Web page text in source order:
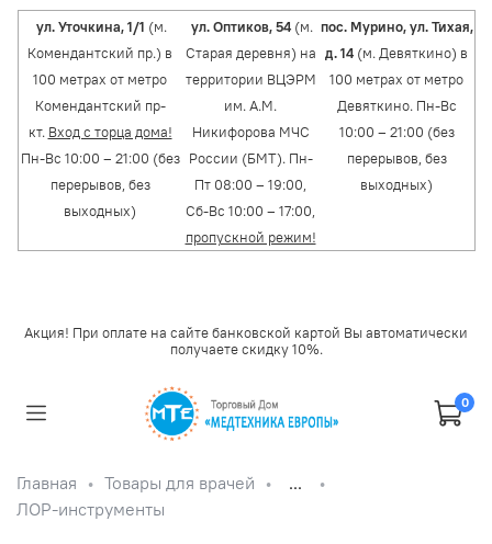
ул. Уточкина, 1/1 (м.
Комендантский пр.) в
100 метрах от метро
Комендантский пр-
кт. Вход с торца дома!
Пн-Вс 10:00 – 21:00 (без
перерывов, без
выходных)
ул. Оптиков, 54 (м.
Старая деревня) на
территории ВЦЭРМ
им. А.М.
Никифорова МЧС
России (БМТ). Пн-
Пт 08:00 – 19:00,
Сб-Вс 10:00 – 17:00,
пропускной режим!
пос. Мурино, ул. Тихая,
д. 14 (м. Девяткино) в
100 метрах от метро
Девяткино. Пн-Вс
10:00 – 21:00 (без
перерывов, без
выходных)
Акция! При оплате на сайте банковской картой Вы автоматически
получаете скидку 10%.
0
Главная Товары для врачей
...
ЛОР-инструменты